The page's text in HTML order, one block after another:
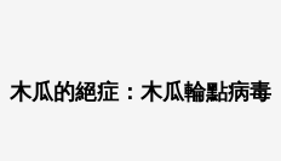
木瓜的絕症：木瓜輪點病毒